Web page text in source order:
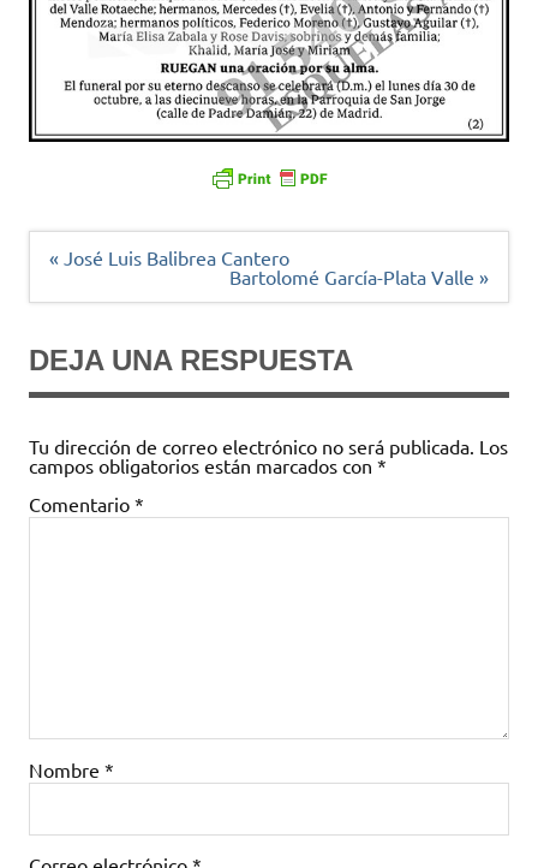
Navegación
« José Luis Balibrea Cantero
Bartolomé García-Plata Valle »
DEJA UNA RESPUESTA
Tu dirección de correo electrónico no será publicada. Los
campos obligatorios están marcados con *
Comentario *
Nombre *